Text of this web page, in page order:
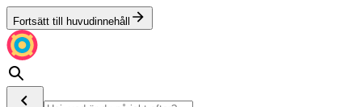
Fortsätt till huvudinnehåll